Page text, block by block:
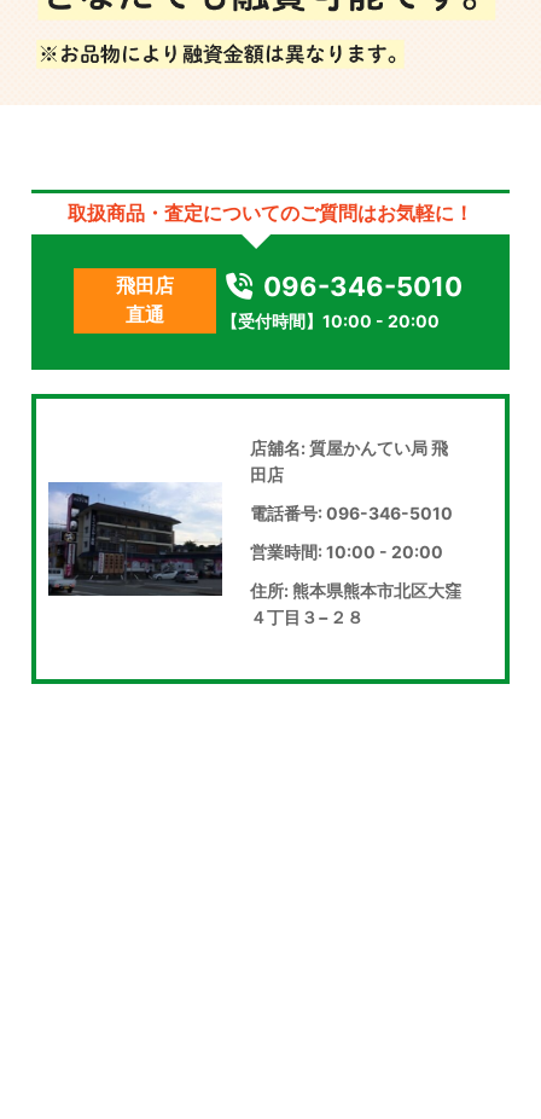
取扱商品・査定についてのご質問はお気軽に！
飛田店
直通
096-346-5010
【受付時間】10:00 - 20:00
店舖名: 質屋かんてい局 飛
田店
電話番号: 096-346-5010
営業時間: 10:00 - 20:00
住所: 熊本県熊本市北区大窪
４丁目３−２８